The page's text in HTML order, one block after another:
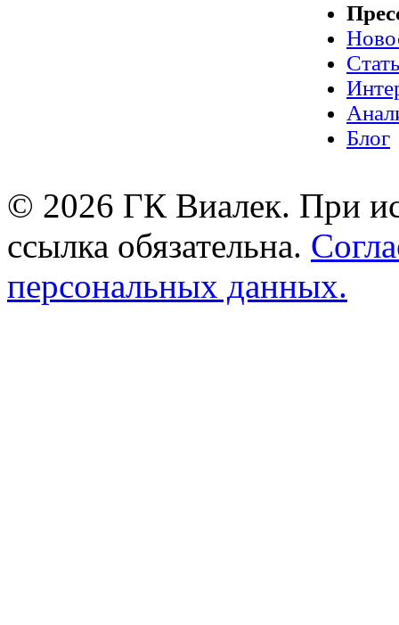
Блог
© 2026 ГК Виалек. При
ссылка обязательна.
персональных данных.